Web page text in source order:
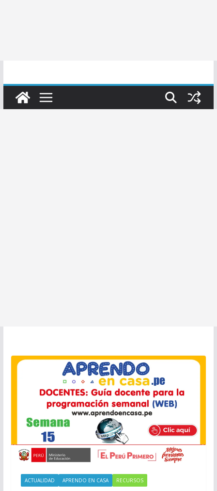
ACTUALIDAD APRENDO EN CASA RECURSOS